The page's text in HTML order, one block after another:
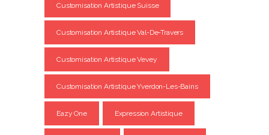
Customisation Artistique Suisse
Customisation Artistique Val-De-Travers
Customisation Artistique Vevey
Customisation Artistique Yverdon-Les-Bains
Eazy One Expression Artistique